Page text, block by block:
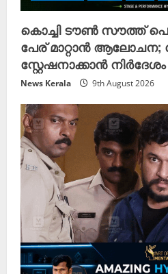
കൊച്ചി ടൗൺ സൗത്ത്
പേര് മാറ്റാൻ ആലോചന;
സ്റ്റേഷനാക്കാൻ നിർദേശം
News Kerala 9th August 2026